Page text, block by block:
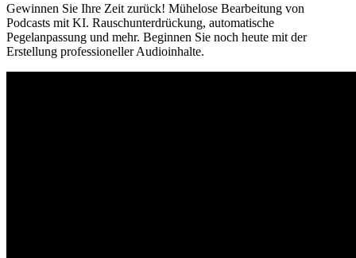
Gewinnen Sie Ihre Zeit zurück! Mühelose Bearbeitung von
Podcasts mit KI. Rauschunterdrückung, automatische
Pegelanpassung und mehr. Beginnen Sie noch heute mit der
Erstellung professioneller Audioinhalte.